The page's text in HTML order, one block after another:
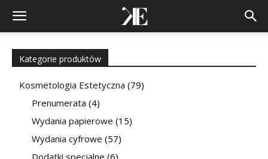
Kategorie produktów
Kosmetologia Estetyczna (79)
Prenumerata (4)
Wydania papierowe (15)
Wydania cyfrowe (57)
Dodatki specjalne (6)